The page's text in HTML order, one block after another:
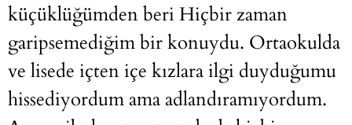
küçüklüğümden beri Hiçbir zaman
garipsemediğim bir konuydu. Ortaokulda
ve lisede içten içe kızlara ilgi duyduğumu
hissediyordum ama adlandıramıyordum.